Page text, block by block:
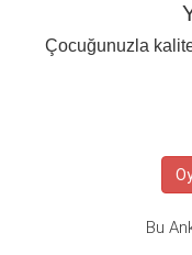
Çocuğunuzla
Bu